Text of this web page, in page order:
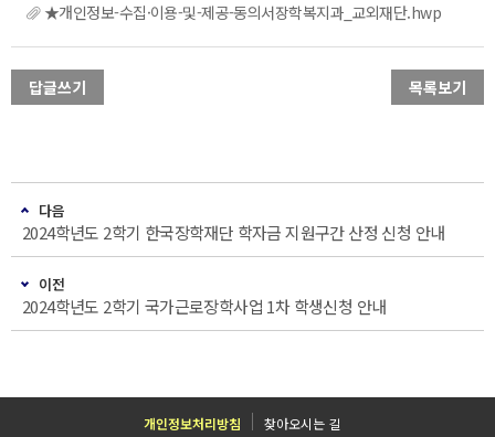
★개인정보-수집·이용-및-제공-동의서장학복지과_교외재단.hwp
답글쓰기 목록보기
다음
2024학년도 2학기 한국장학재단 학자금 지원구간 산정 신청 안내
이전
2024학년도 2학기 국가근로장학사업 1차 학생신청 안내
개인정보처리방침 찾아오시는 길